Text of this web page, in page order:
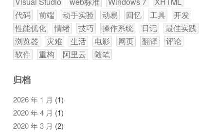
代码
前端 动手实验 动易 回忆 工具
开发
性能优化
情绪 技巧 操作系统 日记
最佳实践
浏览器
灾难 生活 电影 网页 翻译
评论
软件
重构 阿里云 随笔
归档
2026 年 1 月 (1)
2020 年 4 月 (1)
2020 年 3 月 (2)